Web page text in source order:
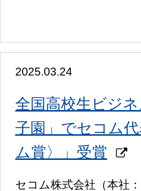
2025.03.24
全国高校生ビジ
子園」でセコム
ム賞〉」受賞
セコム株式会社（本社